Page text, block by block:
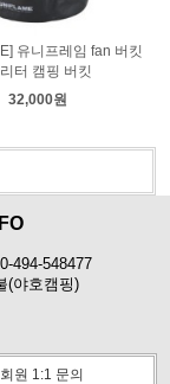
유니프레임 fan 버킷
터 캠핑 버킷
32,000원
494-548477
(야호캠핑)
원 1:1 문의